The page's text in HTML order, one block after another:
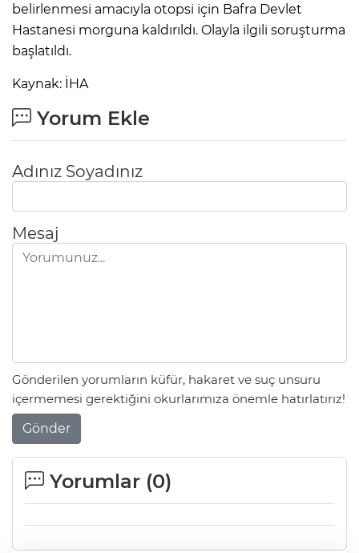
belirlenmesi amacıyla otopsi için Bafra Devlet
Hastanesi morguna kaldırıldı. Olayla ilgili soruşturma
başlatıldı.
Kaynak: İHA
Yorum Ekle
Adınız Soyadınız
Mesaj
Gönderilen yorumların küfür, hakaret ve suç unsuru
içermemesi gerektiğini okurlarımıza önemle hatırlatırız!
Gönder
Yorumlar (0)